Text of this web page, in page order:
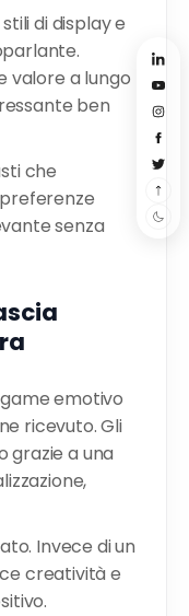
di display e
valore a lungo
ben
che
senza
emotivo
ricevuto. Gli
a una
Invece di un
creatività e